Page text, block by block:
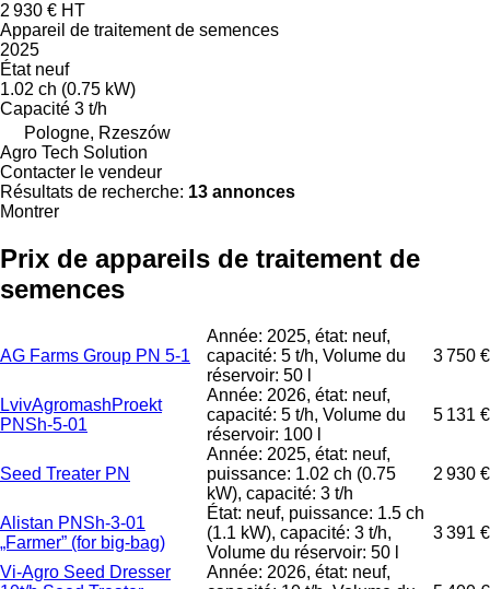
2 930 € HT
Appareil de traitement de semences
2025
Étatneuf
1.02 ch (0.75 kW)
Capacité 3 t/h
Pologne, Rzeszów
Agro Tech Solution
Contacter le vendeur
Résultats de recherche: 13 annonces
Montrer
Prix de appareils de traitement de
semences
AG Farms Group PN 5-1
Année: 2025, état: neuf,
capacité: 5 t/h, Volume du
réservoir: 50 l
3 750 €
LvivAgromashProekt
PNSh-5-01
Année: 2026, état: neuf,
capacité: 5 t/h, Volume du
réservoir: 100 l
5 131 €
Seed Treater PN
Année: 2025, état: neuf,
puissance: 1.02 ch (0.75
kW), capacité: 3 t/h
2 930 €
Alistan PNSh-3-01
„Farmer” (for big-bag)
État: neuf, puissance: 1.5 ch
(1.1 kW), capacité: 3 t/h,
Volume du réservoir: 50 l
3 391 €
Vi-Agro Seed Dresser
Année: 2026, état: neuf,